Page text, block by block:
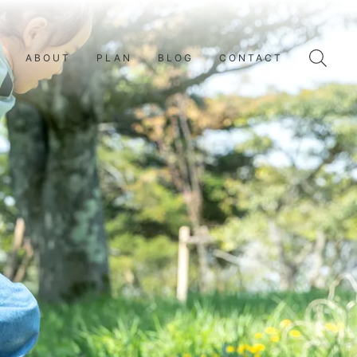
ABOUT PLAN BLOG CONTACT